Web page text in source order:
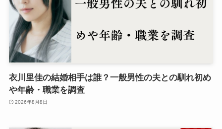
衣川里佳の結婚相手は誰？一般男性の夫との馴れ初め
や年齢・職業を調査
2026年8月8日